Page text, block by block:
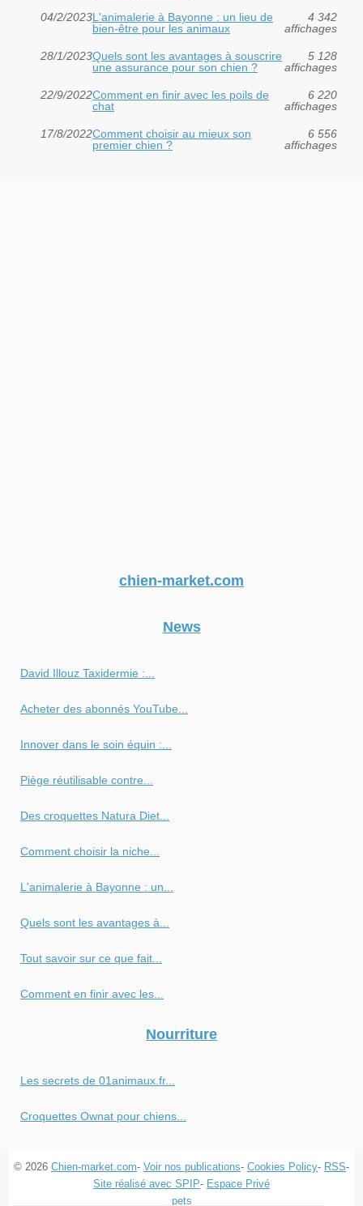
04/2/2023L'animalerie à Bayonne : un lieu de
bien-être pour les animaux
4 342
affichages
28/1/2023Quels sont les avantages à souscrire
une assurance pour son chien ?
5 128
affichages
22/9/2022Comment en finir avec les poils de
chat
6 220
affichages
17/8/2022Comment choisir au mieux son
premier chien ?
6 556
affichages
chien-market.com
News
David Illouz Taxidermie :...
Acheter des abonnés YouTube...
Innover dans le soin équin :...
Piège réutilisable contre...
Des croquettes Natura Diet...
Comment choisir la niche...
L'animalerie à Bayonne : un...
Quels sont les avantages à...
Tout savoir sur ce que fait...
Comment en finir avec les...
Nourriture
Les secrets de 01animaux.fr...
Croquettes Ownat pour chiens...
© 2026 Chien-market.com- Voir nos publications- Cookies Policy- RSS-
Site réalisé avec SPIP- Espace Privé
pets